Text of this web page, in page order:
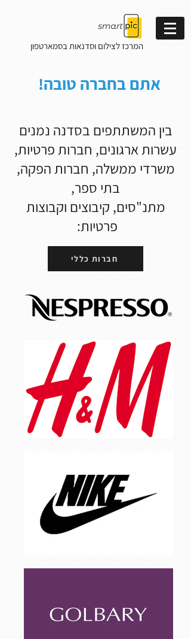
המרכז לצילום וסדנאותבסמארטפון
אתם בחברה טובה!
בין המשתתפים בסדנה נמנים
עשרות ארגונים, חברות פרטיות,
משרדי ממשלה, חברות הפקה,
בתי ספר,
מתנ"סים, קיבוצים וקבוצות
פרטיות:
חברות כללי